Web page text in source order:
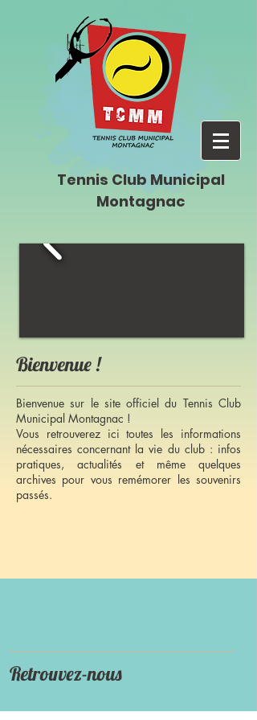
Tennis Club Municipal
Montagnac
Bienvenue !
Retrouvez-nous
Bienvenue sur le site officiel du Tennis Club
Municipal Montagnac !
Vous retrouverez ici toutes les informations
nécessaires concernant la vie du club : infos
pratiques, actualités et même quelques
archives pour vous remémorer les souvenirs
passés.